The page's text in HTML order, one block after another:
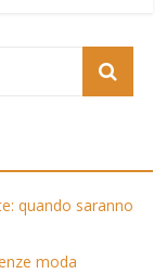
quando saranno
moda